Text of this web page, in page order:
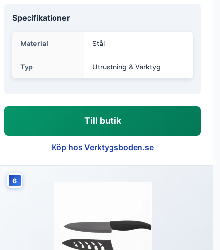
Specifikationer
Material Stål
Typ Utrustning & Verktyg
Till butik
Köp hos Verktygsboden.se
6